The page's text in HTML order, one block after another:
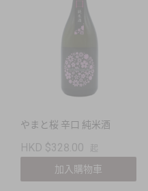
やまと桜 辛口 純米酒
HKD $328.00 起
加入購物車